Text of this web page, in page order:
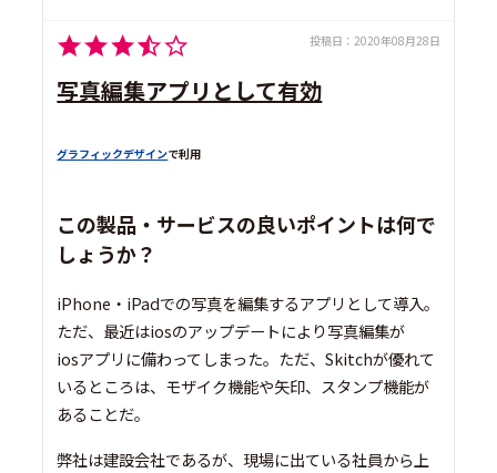
投稿日： 2020年08月28日
写真編集アプリとして有効
グラフィックデザインで利用
この製品・サービスの良いポイントは何で
しょうか？
iPhone・iPadでの写真を編集するアプリとして導入。
ただ、最近はiosのアップデートにより写真編集が
iosアプリに備わってしまった。ただ、Skitchが優れて
いるところは、モザイク機能や矢印、スタンプ機能が
あることだ。
弊社は建設会社であるが、現場に出ている社員から上